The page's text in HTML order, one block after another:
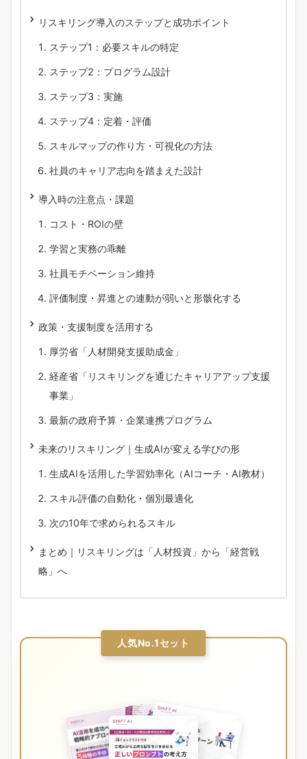
リスキリング導入のステップと成功ポイント
ステップ1：必要スキルの特定
ステップ2：プログラム設計
ステップ3：実施
ステップ4：定着・評価
スキルマップの作り方・可視化の方法
社員のキャリア志向を踏まえた設計
導入時の注意点・課題
コスト・ROIの壁
学習と実務の乖離
社員モチベーション維持
評価制度・昇進との連動が弱いと形骸化する
政策・支援制度を活用する
厚労省「人材開発支援助成金」
経産省「リスキリングを通じたキャリアアップ支援
事業」
最新の政府予算・企業連携プログラム
未来のリスキリング｜生成AIが変える学びの形
生成AIを活用した学習効率化（AIコーチ・AI教材）
スキル評価の自動化・個別最適化
次の10年で求められるスキル
まとめ｜リスキリングは「人材投資」から「経営戦
略」へ
人気No.1セット